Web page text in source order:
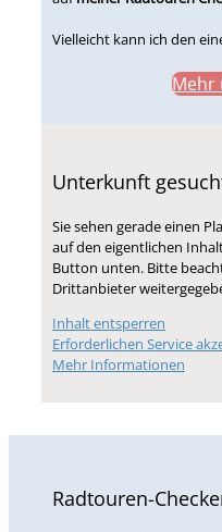
Vielleicht kann ich den
Mehr
Unterkunft
Sie sehen gerade einen
auf den eigentlichen
Button unten. Bitte
Drittanbieter
Inhalt entsperren
Erforderlichen Service
Mehr Informationen
Radtouren-